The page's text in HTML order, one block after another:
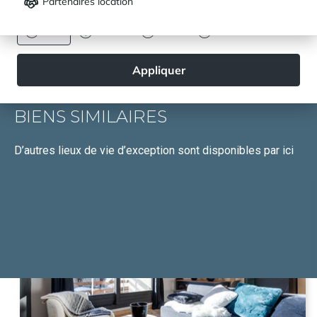
DEVISE
Appliquer
BIENS SIMILAIRES
D’autres lieux de vie d’exception sont disponibles par ici